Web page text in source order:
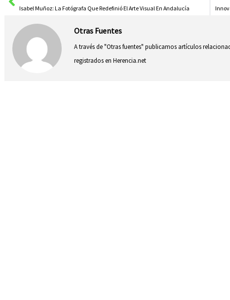
Isabel Muñoz: La Fotógrafa Que Redefinió El Arte Visual En Andalucía
Otras Fuentes
A través de "Otras fuentes" publicamos artículos
registrados en Herencia.net